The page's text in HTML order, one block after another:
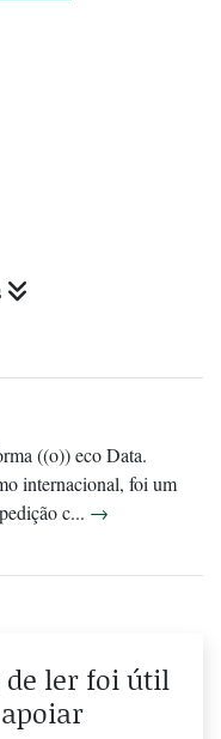
((o)) eco Data.
internacional, foi um
c... →
de ler foi útil